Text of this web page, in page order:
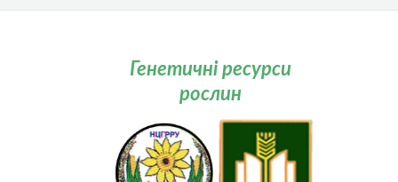
Генетичні ресурси
рослин